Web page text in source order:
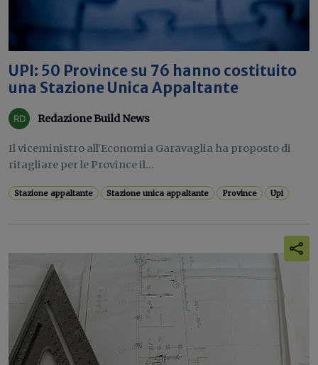
UPI: 50 Province su 76 hanno costituito
una Stazione Unica Appaltante
Redazione Build News
Il viceministro all'Economia Garavaglia ha proposto di
ritagliare per le Province il...
Stazione appaltante Stazione unica appaltante Province Upi